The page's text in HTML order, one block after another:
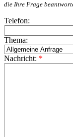
die Ihre Frage
Telefon:
Thema:
Nachricht: *